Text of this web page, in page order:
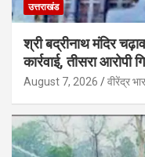
उत्तराखंड
श्री बद्रीनाथ मंदिर
कार्रवाई, तीसरा आरोपी
August 7, 2026 वीरेंद्र